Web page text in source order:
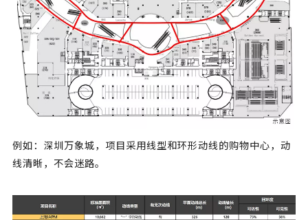
例如：深圳万象城，项目采用线型和环形动线的购物中心，动
线清晰，不会迷路。